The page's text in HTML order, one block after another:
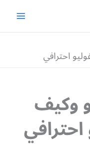
احترافي
وكيف